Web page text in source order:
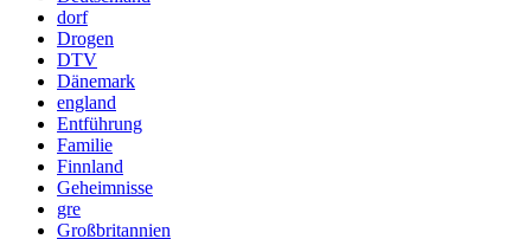
dorf
Drogen
DTV
Dänemark
england
Entführung
Familie
Finnland
Geheimnisse
gre
Großbritannien